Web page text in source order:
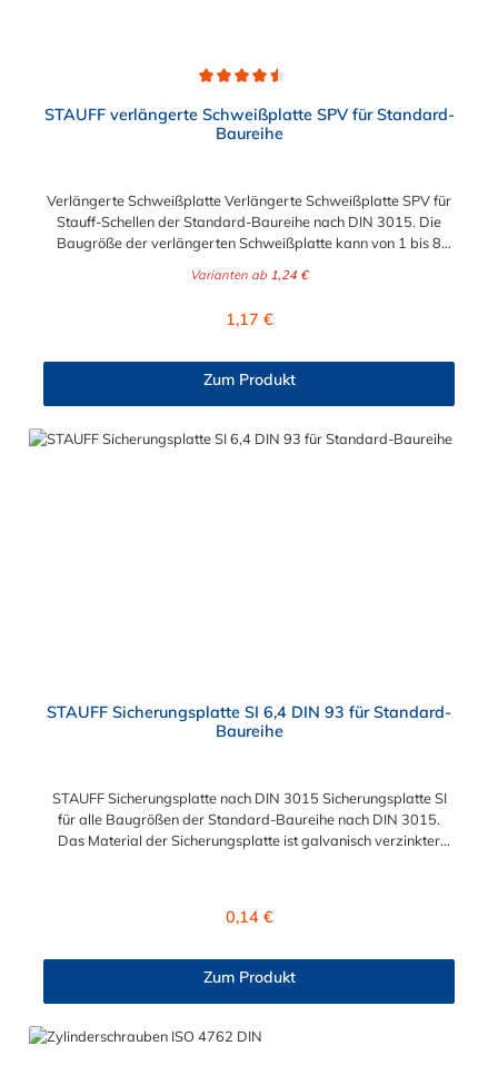
STAUFF verlängerte Schweißplatte SPV für Standard-
Baureihe
Verlängerte Schweißplatte Verlängerte Schweißplatte SPV für
Stauff-Schellen der Standard-Baureihe nach DIN 3015. Die
Baugröße der verlängerten Schweißplatte kann von 1 bis 8
Varianten ab 1,24 €
Regulärer Preis:
1,17 €
Zum Produkt
STAUFF Sicherungsplatte SI 6,4 DIN 93 für Standard-
Baureihe
STAUFF Sicherungsplatte nach DIN 3015 Sicherungsplatte SI
für alle Baugrößen der Standard-Baureihe nach DIN 3015.
Das Material der Sicherungsplatte ist galvanisch verzinkter
Regulärer Preis:
0,14 €
Zum Produkt